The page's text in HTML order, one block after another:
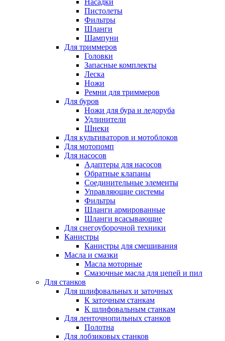
Насадки
Пистолеты
Фильтры
Шланги
Шампуни
Для триммеров
Головки
Запасные комплекты
Леска
Ножи
Ремни для триммеров
Для буров
Ножи для бура и ледоруба
Удлинители
Шнеки
Для культиваторов и мотоблоков
Для мотопомп
Для насосов
Адаптеры для насосов
Обратные клапаны
Соединительные элементы
Управляющие системы
Фильтры
Шланги армированные
Шланги всасывающие
Для снегоуборочной техники
Канистры
Канистры для смешивания
Масла и смазки
Масла моторные
Смазочные масла для цепей и пил
Для станков
Для шлифовальных и заточных
К заточным станкам
К шлифовальным станкам
Для ленточнопильных станков
Полотна
Для лобзиковых станков